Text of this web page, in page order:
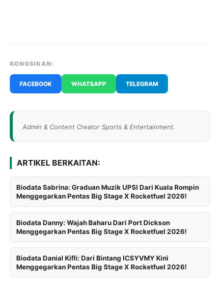
KONGSIKAN:
FACEBOOK WHATSAPP TELEGRAM
Admin & Content Creator Sports & Entertainment.
ARTIKEL BERKAITAN:
Biodata Sabrina: Graduan Muzik UPSI Dari Kuala Rompin
Menggegarkan Pentas Big Stage X Rocketfuel 2026!
Biodata Danny: Wajah Baharu Dari Port Dickson
Menggegarkan Pentas Big Stage X Rocketfuel 2026!
Biodata Danial Kifli: Dari Bintang ICSYVMY Kini
Menggegarkan Pentas Big Stage X Rocketfuel 2026!